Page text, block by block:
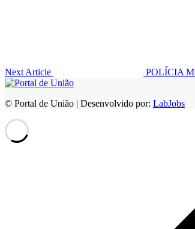
Next Article POLÍCIA
© Portal de União | Desenvolvido por: LabJobs